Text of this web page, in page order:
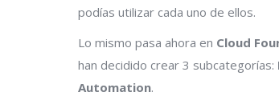
podías utilizar cada uno de ellos.
Lo mismo pasa ahora en Cloud
han decidido crear 3 subcategorías:
Automation.